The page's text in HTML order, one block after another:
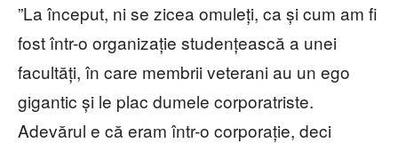
”La început, ni se zicea omuleți, ca și cum am fi
fost într-o organizație studențească a unei
facultăți, în care membrii veterani au un ego
gigantic și le plac dumele corporatriste.
Adevărul e că eram într-o corporație, deci